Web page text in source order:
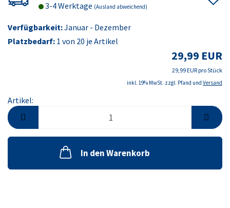
3-4 Werktage (Ausland abweichend)
Verfügbarkeit:Januar - Dezember
Platzbedarf: 1 von 20 je Artikel
29,99 EUR
29,99 EUR pro Stück
inkl. 19% MwSt. zzgl. Pfand und Versand
Artikel:
Artikel
In den Warenkorb